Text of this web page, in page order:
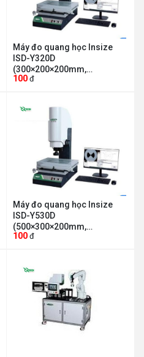
Máy đo quang học Insize
ISD-Y320D
(300×200×200mm,
0.7X~4.5X, lấy nét tự động)
100 đ
Máy đo quang học Insize
ISD-Y530D
(500×300×200mm,
0.7X~4.5X, lấy nét tự động)
100 đ